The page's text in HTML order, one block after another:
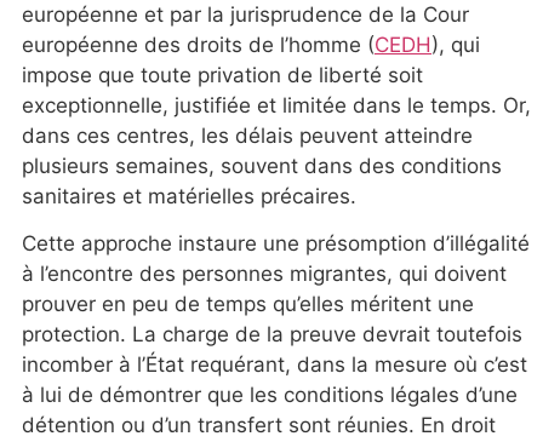
européenne et par la jurisprudence de la Cour
européenne des droits de l’homme (CEDH), qui
impose que toute privation de liberté soit
exceptionnelle, justifiée et limitée dans le temps. Or,
dans ces centres, les délais peuvent atteindre
plusieurs semaines, souvent dans des conditions
sanitaires et matérielles précaires.
Cette approche instaure une présomption d’illégalité
à l’encontre des personnes migrantes, qui doivent
prouver en peu de temps qu’elles méritent une
protection. La charge de la preuve devrait toutefois
incomber à l’État requérant, dans la mesure où c’est
à lui de démontrer que les conditions légales d’une
détention ou d’un transfert sont réunies. En droit